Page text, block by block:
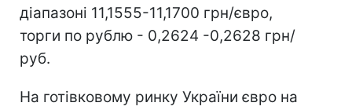
діапазоні 11,1555-11,1700 грн/євро,
торги по рублю - 0,2624 -0,2628 грн/
руб.
На готівковому ринку України євро на